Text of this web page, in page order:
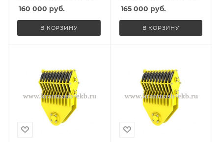
СГО, Масса 310кг,
Количество роликов 4, Г/
п 26,5т
160 000 руб.
В КОРЗИНУ
ССО, Масса 310кг,
Количество роликов 4, Г/
п 26,5т
165 000 руб.
В КОРЗИНУ